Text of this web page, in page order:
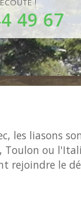
!
49 67
les liasons
Toulon ou
rejoindre le